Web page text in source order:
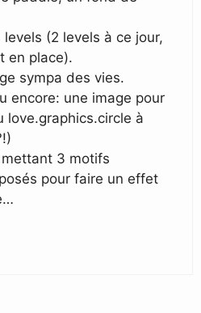
levels (2 levels à ce jour,
en place).
sympa des vies.
encore: une image pour
love.graphics.circle à
mettant 3 motifs
pour faire un effet